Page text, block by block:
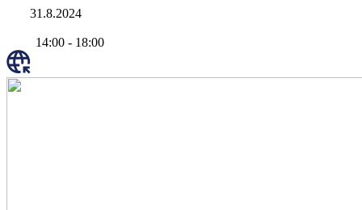
31.8.2024
14:00 - 18:00